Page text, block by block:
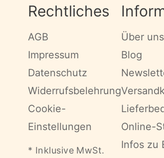
Rechtliches
AGB
Impressum
Datenschutz
Widerrufsbelehrung
Cookie-
Einstellungen
* Inklusive MwSt.
Über uns
Blog
Online-
Infos zu